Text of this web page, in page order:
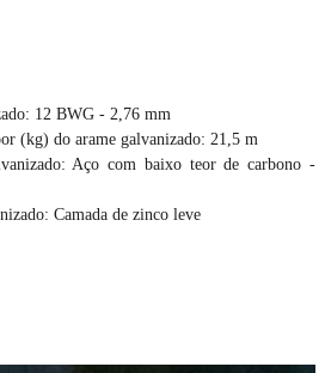
12 BWG - 2,76 mm
(kg) do arame galvanizado: 21,5 m
Aço com baixo teor de carbono -
Camada de zinco leve